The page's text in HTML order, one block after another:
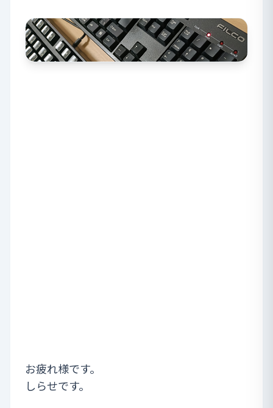
お疲れ様です。
しらせです。